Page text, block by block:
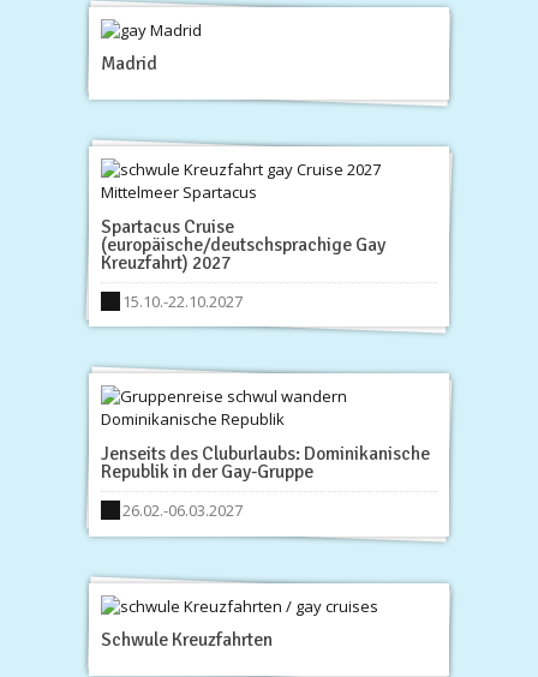
Madrid
Spartacus Cruise
(europäische/deutschsprachige Gay
Kreuzfahrt) 2027
15.10.-22.10.2027
Jenseits des Cluburlaubs: Dominikanische
Republik in der Gay-Gruppe
26.02.-06.03.2027
Schwule Kreuzfahrten